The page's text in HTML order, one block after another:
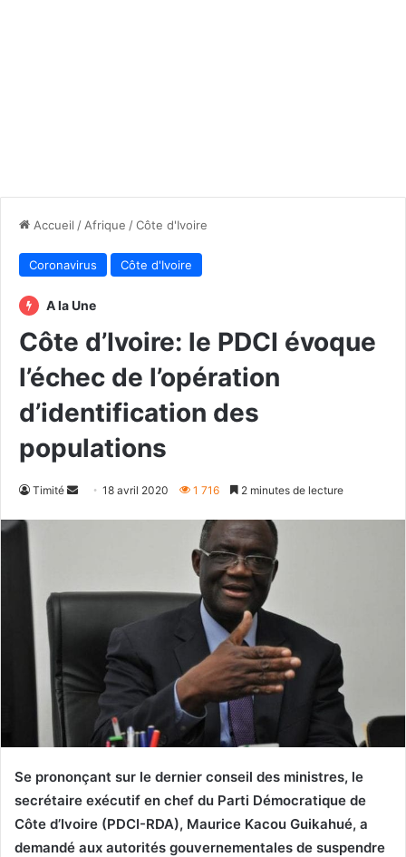
Accueil / Afrique /Côte d'Ivoire
Coronavirus Côte d'Ivoire
A la Une
Côte d’Ivoire: le PDCI évoque
l’échec de l’opération
d’identification des
populations
Timité
Envoyer18 avril 2020 1 716 2 minutes de lecture
Se prononçant sur le dernier conseil des ministres, le
secrétaire exécutif en chef du Parti Démocratique de
Côte d’Ivoire (PDCI-RDA), Maurice Kacou Guikahué, a
demandé aux autorités gouvernementales de suspendre